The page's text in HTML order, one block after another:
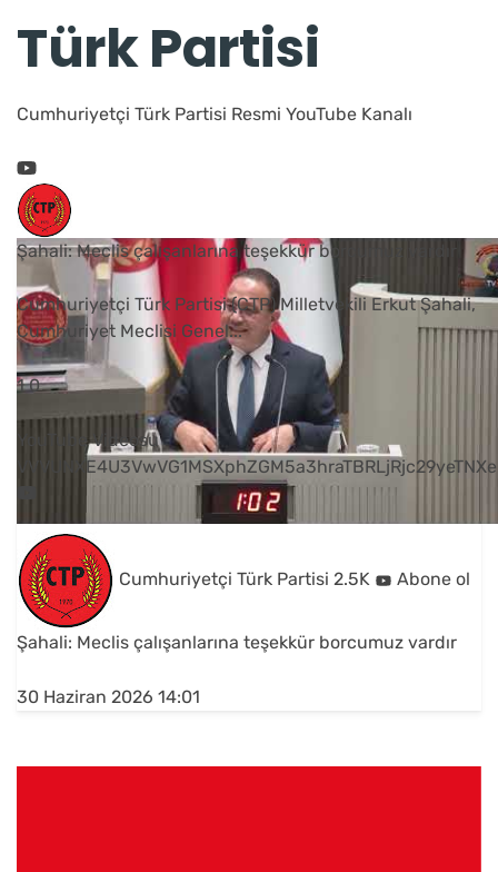
Türk Partisi
Cumhuriyetçi Türk Partisi Resmi YouTube Kanalı
Şahali: Meclis çalışanlarına teşekkür borcumuz vardır
Cumhuriyetçi Türk Partisi (CTP) Milletvekili Erkut Şahali,
Cumhuriyet Meclisi Genel...
1 0
YouTube Videosu
Cumhuriyetçi Türk Partisi 2.5K Abone ol
Şahali: Meclis çalışanlarına teşekkür borcumuz vardır
30 Haziran 2026 14:01